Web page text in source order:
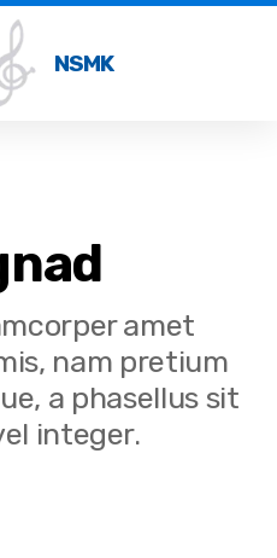
NSMK
amet
nam pretium
a phasellus sit
integer.